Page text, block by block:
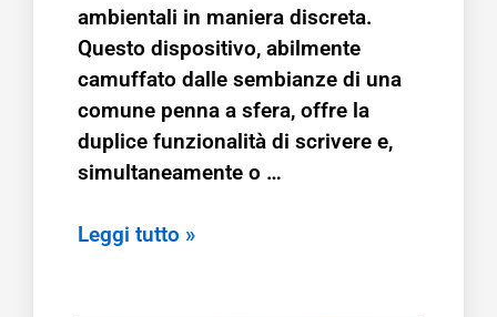
ambientali in maniera discreta.
Questo dispositivo, abilmente
camuffato dalle sembianze di una
comune penna a sfera, offre la
duplice funzionalità di scrivere e,
simultaneamente o …
Leggi tutto »